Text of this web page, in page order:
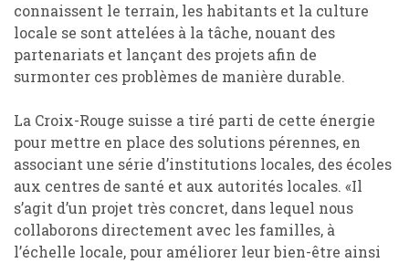
connaissent le terrain, les habitants et la culture
locale se sont attelées à la tâche, nouant des
partenariats et lançant des projets afin de
surmonter ces problèmes de manière durable.
La Croix-Rouge suisse a tiré parti de cette énergie
pour mettre en place des solutions pérennes, en
associant une série d’institutions locales, des écoles
aux centres de santé et aux autorités locales. «Il
s’agit d’un projet très concret, dans lequel nous
collaborons directement avec les familles, à
l’échelle locale, pour améliorer leur bien-être ainsi